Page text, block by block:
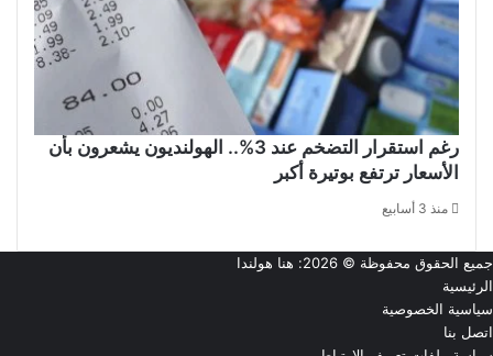
رغم استقرار التضخم عند 3%.. الهولنديون يشعرون بأن
الأسعار ترتفع بوتيرة أكبر
منذ 3 أسابيع
جميع الحقوق محفوظة © 2026:
هنا هولندا
الرئيسية
سياسية الخصوصية
اتصل بنا